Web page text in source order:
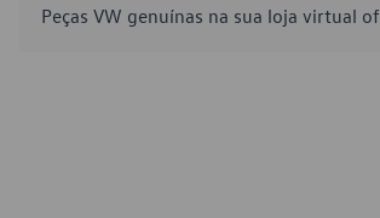
Peças VW genuínas na sua loja virtual